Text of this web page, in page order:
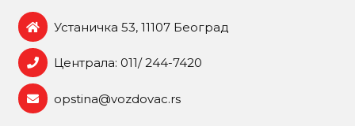
Устаничка 53, 11107 Београд
Централа: 011/ 244-7420
opstina@vozdovac.rs